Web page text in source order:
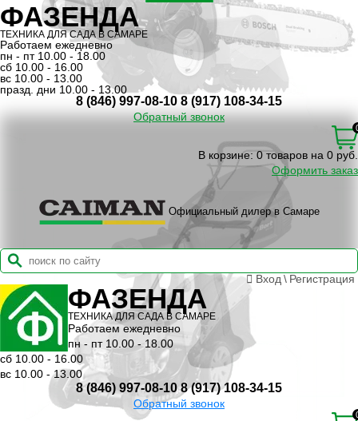
ФАЗЕНДА
ТЕХНИКА ДЛЯ САДА В САМАРЕ
Работаем ежедневно
пн - пт 10.00 - 18.00
сб 10.00 - 16.00
вс 10.00 - 13.00
празд. дни 10.00 - 13.00
8 (846) 997-08-10 8 (917) 108-34-15
Обратный звонок
В корзине: 0 товаров на 0 руб.
Оформить заказ
Официальный дилер в Самаре
Вход \ Регистрация
ФАЗЕНДА
ТЕХНИКА ДЛЯ САДА В САМАРЕ
Работаем ежедневно
пн - пт 10.00 - 18.00
сб 10.00 - 16.00
вс 10.00 - 13.00
8 (846) 997-08-10 8 (917) 108-34-15
Обратный звонок